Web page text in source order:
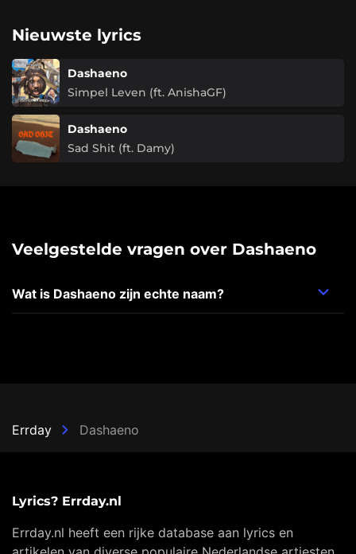
Nieuwste lyrics
Dashaeno
Simpel Leven (ft. AnishaGF)
Dashaeno
Sad Shit (ft. Damy)
Veelgestelde vragen over Dashaeno
Wat is Dashaeno zijn echte naam?
Errday Dashaeno
Lyrics? Errday.nl
Errday.nl heeft een rijke database aan lyrics en